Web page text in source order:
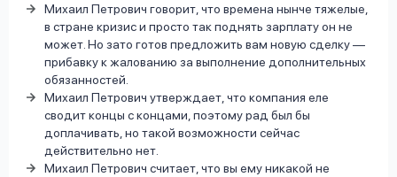
Михаил Петрович говорит, что времена нынче тяжелые,
в стране кризис и просто так поднять зарплату он не
может. Но зато готов предложить вам новую сделку —
прибавку к жалованию за выполнение дополнительных
обязанностей.
Михаил Петрович утверждает, что компания еле
сводит концы с концами, поэтому рад был бы
доплачивать, но такой возможности сейчас
действительно нет.
Михаил Петрович считает, что вы ему никакой не